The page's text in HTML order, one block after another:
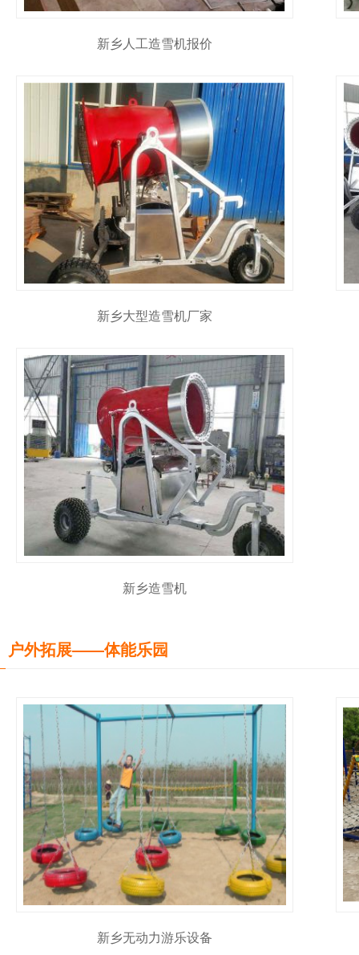
新乡人工造雪机报价
新乡大型造雪机厂家
新乡造雪机
户外拓展——体能乐园
新乡无动力游乐设备